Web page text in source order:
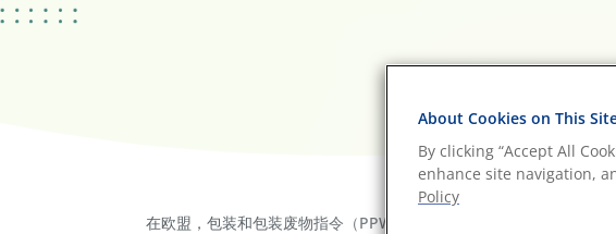
在欧盟，包装和包装废物指令（PPWD；已生效）以及即将出台的欧
About Cookies on This
By clicking “Accept All
enhance site navigation,
Policy